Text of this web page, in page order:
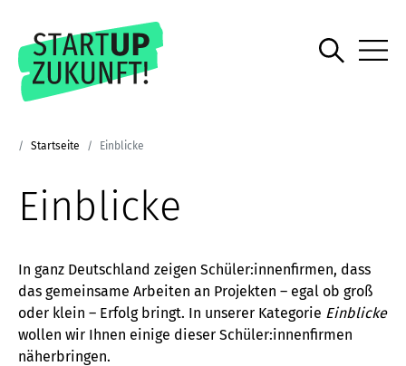
Startseite Einblicke
Einblicke
In ganz Deutschland zeigen Schüler:innenfirmen, dass
das gemeinsame Arbeiten an Projekten – egal ob groß
oder klein – Erfolg bringt. In unserer Kategorie Einblicke
wollen wir Ihnen einige dieser Schüler:innenfirmen
näherbringen.